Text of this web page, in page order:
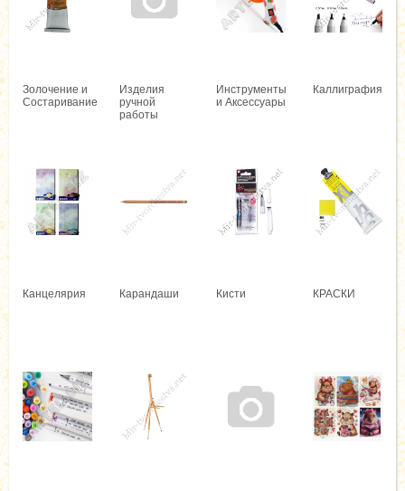
Золочение и
Состаривание
Изделия
ручной
работы
Инструменты
и Аксессуары
Каллиграфия
Канцелярия Карандаши Кисти КРАСКИ